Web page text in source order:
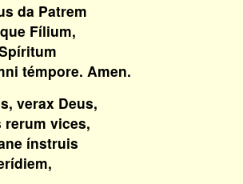
da Patrem
Fílium,
témpore. Amen.
verax Deus,
rerum vices,
ínstruis